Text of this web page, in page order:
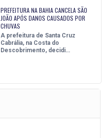
PREFEITURA NA BAHIA CANCELA SÃO
JOÃO APÓS DANOS CAUSADOS POR
CHUVAS
A prefeitura de Santa Cruz
Cabrália, na Costa do
Descobrimento, decidi…